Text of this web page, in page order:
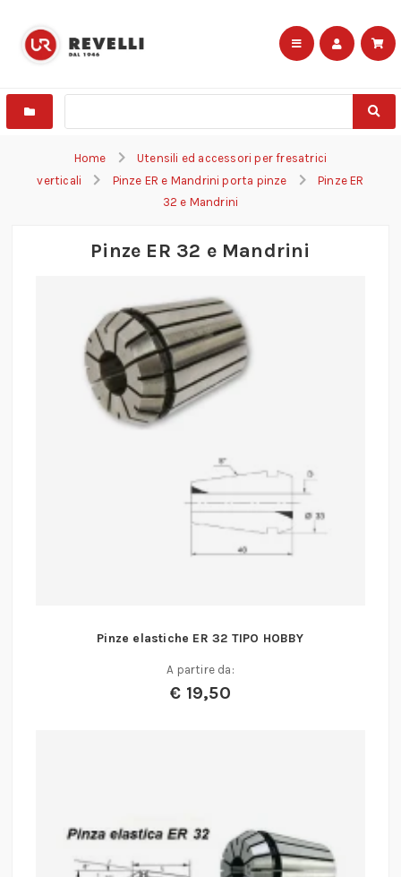
Home
Utensili ed accessori per fresatrici
verticali
Pinze ER e Mandrini porta pinze
Pinze ER
32 e Mandrini
Pinze ER 32 e Mandrini
Pinze elastiche ER 32 TIPO HOBBY
A partire da:
€ 19,50